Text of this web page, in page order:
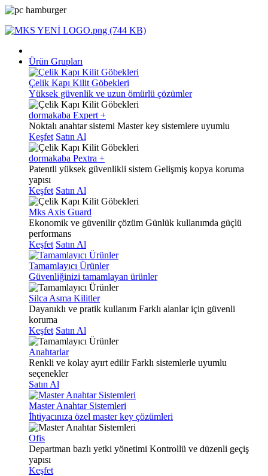
Ürün Grupları
Çelik Kapı Kilit Göbekleri
Yüksek güvenlik ve uzun ömürlü çözümler
dormakaba Expert +
Noktalı anahtar sistemi Master key sistemlere uyumlu
Keşfet Satın Al
dormakaba Pextra +
Patentli yüksek güvenlikli sistem Gelişmiş kopya koruma
yapısı
Keşfet Satın Al
Mks Axis Guard
Ekonomik ve güvenilir çözüm Günlük kullanımda güçlü
performans
Keşfet Satın Al
Tamamlayıcı Ürünler
Güvenliğinizi tamamlayan ürünler
Silca Asma Kilitler
Dayanıklı ve pratik kullanım Farklı alanlar için güvenli
koruma
Keşfet Satın Al
Anahtarlar
Renkli ve kolay ayırt edilir Farklı sistemlerle uyumlu
seçenekler
Satın Al
Master Anahtar Sistemleri
İhtiyacınıza özel master key çözümleri
Ofis
Departman bazlı yetki yönetimi Kontrollü ve düzenli geçiş
yapısı
Keşfet